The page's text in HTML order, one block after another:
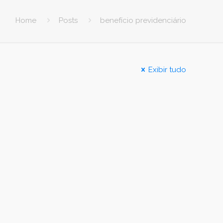
Home Posts benefício previdenciário
Exibir tudo